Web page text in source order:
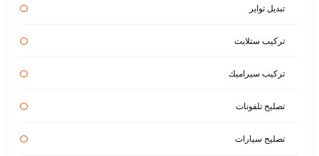
تبديل تواير
تركيب ستلايت
تركيب سيراميك
تصليح تلفونات
تصليح سيارات